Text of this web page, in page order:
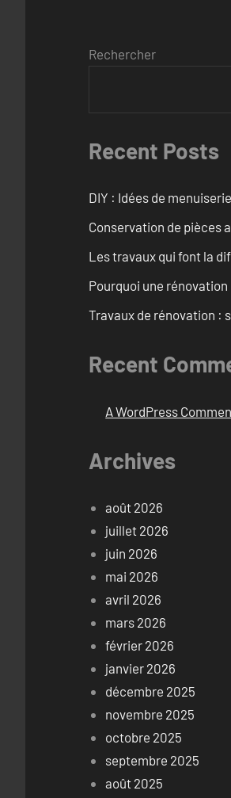
Rechercher
Recent Posts
DIY : Idées de
Conservation de pièces
Les travaux qui font la
Pourquoi une
Travaux de rénovation :
Recent
A WordPress
Archives
août 2026
juillet 2026
juin 2026
mai 2026
avril 2026
mars 2026
février 2026
janvier 2026
décembre 2025
novembre 2025
octobre 2025
septembre 2025
août 2025